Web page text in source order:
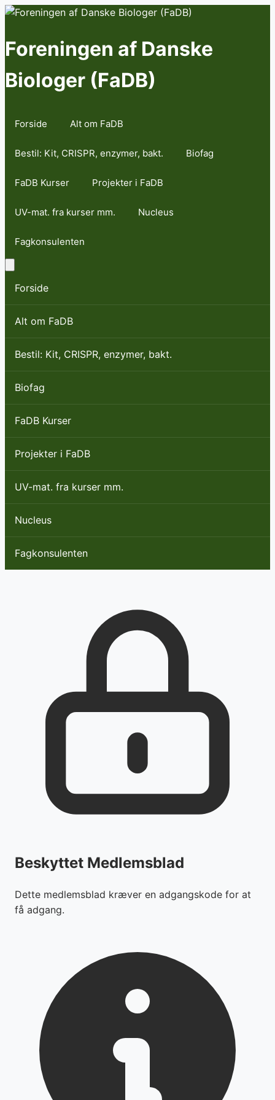
Skip
content
Foreningen af Danske
Biologer (FaDB)
Forside Alt om FaDB
Bestil: Kit, CRISPR, enzymer, bakt. Biofag
FaDB Kurser Projekter i FaDB
UV-mat. fra kurser mm. Nucleus
Fagkonsulenten
Forside
Alt om FaDB
Bestil: Kit, CRISPR, enzymer, bakt.
Biofag
FaDB Kurser
Projekter i FaDB
UV-mat. fra kurser mm.
Nucleus
Fagkonsulenten
Beskyttet Medlemsblad
Dette medlemsblad kræver en adgangskode for at
få adgang.